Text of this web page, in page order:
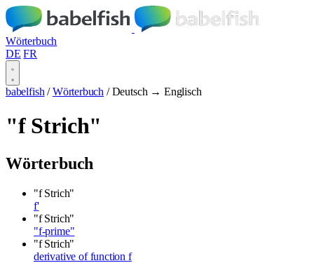
Wörterbuch
DE FR
babelfish / Wörterbuch / Deutsch → Englisch
"f Strich"
Wörterbuch
"f Strich"
f'
"f Strich"
"f-prime"
"f Strich"
derivative of function f